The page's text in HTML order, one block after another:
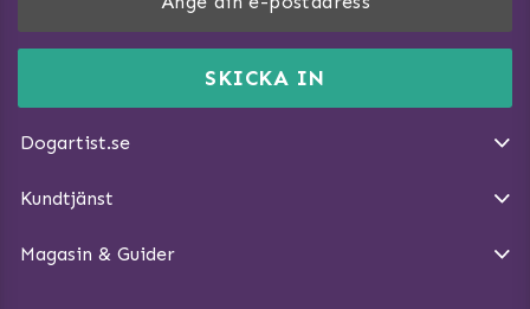
SKICKA IN
Dogartist.se
DogArtist.se drivs av:
E-post:info@dogartist.se
Kundtjänst
Ångra Köp
Magasin & Guider
Träna Nose Work hemma
Så gör du promenaden roligare
Hundbäddar